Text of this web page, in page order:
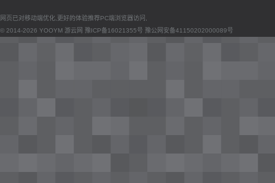
网页已对移动端优化,更好的体验推荐PC端浏览器访问,
© 2014-2026 YOOYM 游云网 豫ICP备16021355号 豫公网安备41150202000089号